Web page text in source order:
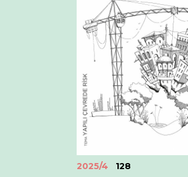
2025/4 128